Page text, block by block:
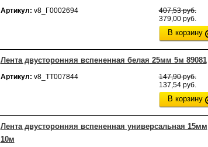
Артикул: v8_Г0002694
407,53 руб.
379,00 руб.
В корзину
Лента двусторонняя вспененная белая 25мм 5м 89081
Артикул: v8_ТТ007844
147,90 руб.
137,54 руб.
В корзину
Лента двусторонняя вспененная универсальная 15мм
10м